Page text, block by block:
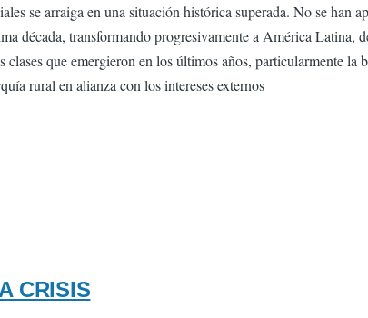
se arraiga en una situación histórica superada. No se han
década, transformando progresivamente a América Latina,
que emergieron en los últimos años, particularmente
rural en alianza con los intereses externos
CRISIS